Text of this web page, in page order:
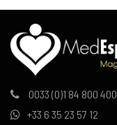
0033 (0)1 84 800 400
+33 6 35 23 57 12